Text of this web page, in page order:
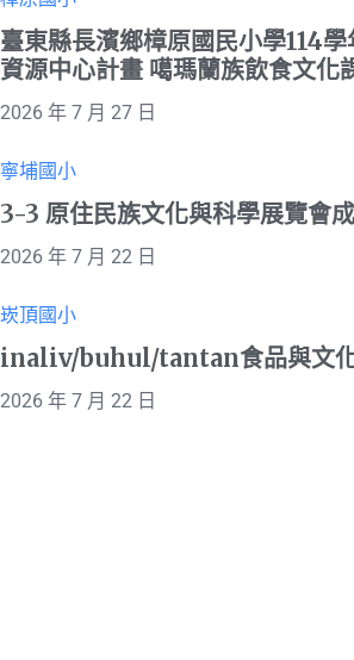
臺東縣長濱鄉樟原國民小學114
資源中心計畫 噶瑪蘭族飲食文化
2026 年 7 月 27 日
寧埔國小
3-3 原住民族文化與科學展覽會
2026 年 7 月 22 日
崁頂國小
inaliv/buhul/tantan食品與文
2026 年 7 月 22 日